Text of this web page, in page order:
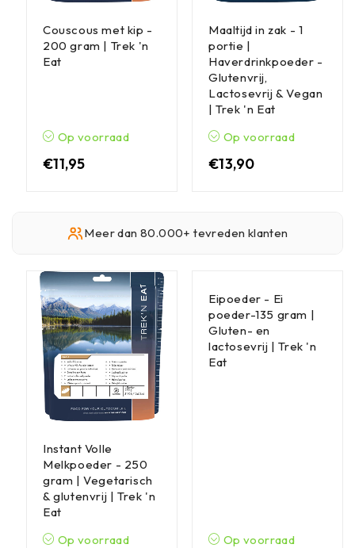
Couscous met kip -
200 gram | Trek 'n
Eat
Op voorraad
€11,95
Maaltijd in zak - 1
portie |
Haverdrinkpoeder -
Glutenvrij,
Lactosevrij & Vegan
| Trek 'n Eat
Op voorraad
€13,90
Meer dan 80.000+ tevreden klanten
Instant Volle
Melkpoeder - 250
gram | Vegetarisch
& glutenvrij | Trek 'n
Eat
Op voorraad
Eipoeder - Ei
poeder-135 gram |
Gluten- en
lactosevrij | Trek 'n
Eat
Op voorraad